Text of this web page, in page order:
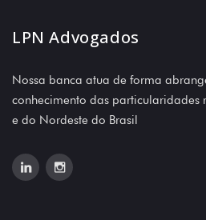
LPN Advogados
Nossa banca atua de forma
conhecimento das
e do Nordeste do Brasil